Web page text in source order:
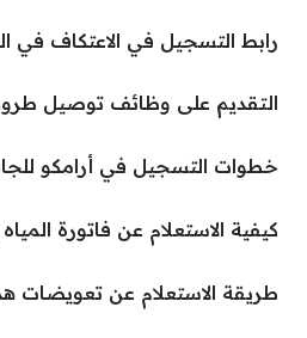
رابط التسجيل في الاعتكاف في
التقديم على وظائف توصيل
خطوات التسجيل في أرامكو للجامعيين
كيفية الاستعلام عن فاتورة
طريقة الاستعلام عن تعويضات